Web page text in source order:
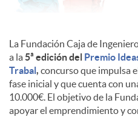
La Fundación Caja de
a la5ª edición del
Premio
Trabal , concurso que impulsa
fase inicial y que cuenta con
10.000€. El objetivo de la
apoyar el emprendimiento y